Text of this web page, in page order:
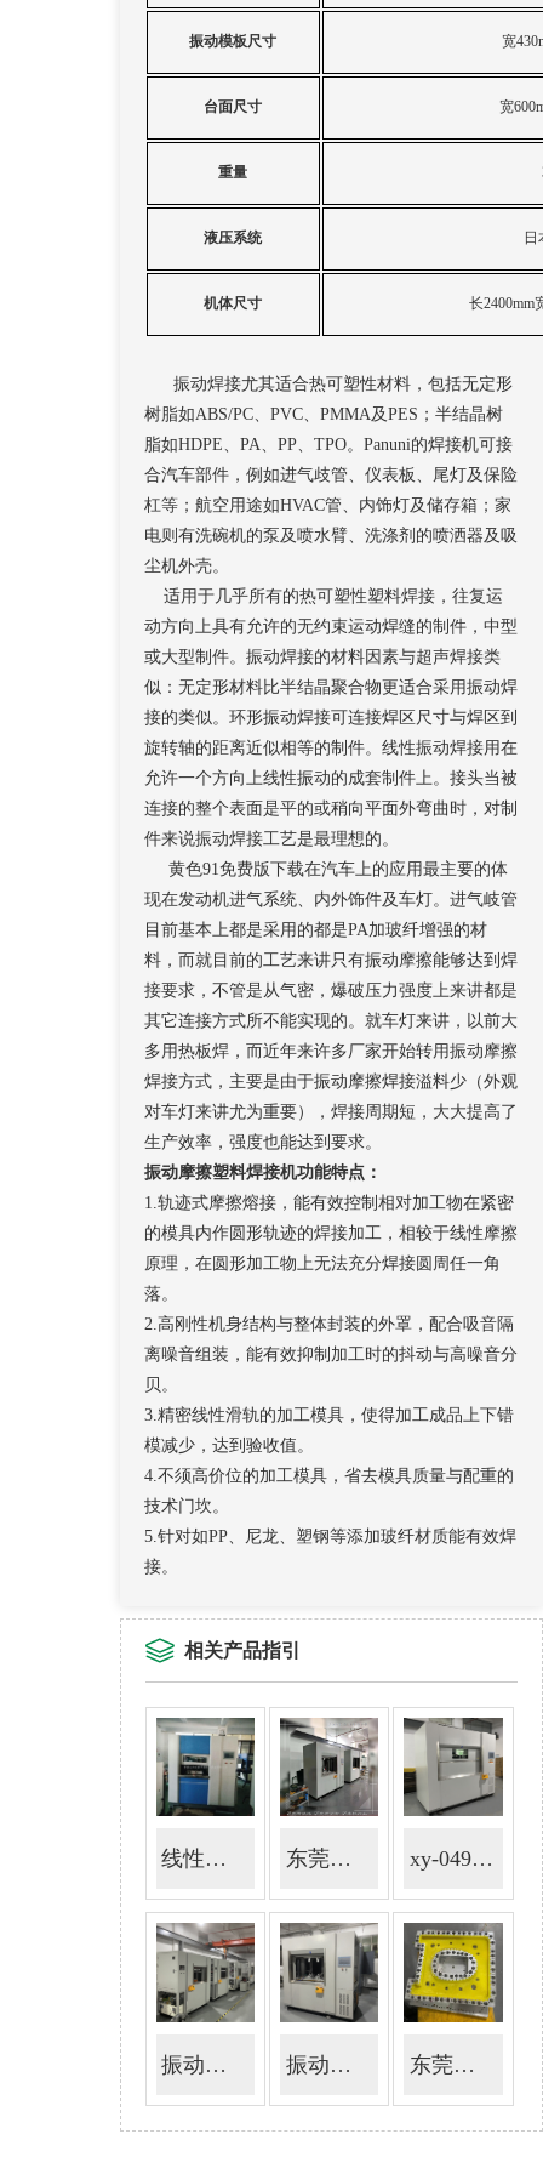
振动模板尺寸 宽
台面尺寸 宽
重量
液压系统 日
机体尺寸 长2400mm
振动焊接尤其适合热可塑性材料，包括无定形
树脂如ABS/PC、PVC、PMMA及PES；半结晶树
脂如HDPE、PA、PP、TPO。Panuni的焊接机可接
合汽车部件，例如进气歧管、仪表板、尾灯及保险
杠等；航空用途如HVAC管、内饰灯及储存箱；家
电则有洗碗机的泵及喷水臂、洗涤剂的喷洒器及吸
尘机外壳。
适用于几乎所有的热可塑性塑料焊接，往复运
动方向上具有允许的无约束运动焊缝的制件，中型
或大型制件。振动焊接的材料因素与超声焊接类
似：无定形材料比半结晶聚合物更适合采用振动焊
接的类似。环形振动焊接可连接焊区尺寸与焊区到
旋转轴的距离近似相等的制件。线性振动焊接用在
允许一个方向上线性振动的成套制件上。接头当被
连接的整个表面是平的或稍向平面外弯曲时，对制
件来说振动焊接工艺是最理想的。
黄色91免费版下载在汽车上的应用最主要的体
现在发动机进气系统、内外饰件及车灯。进气岐管
目前基本上都是采用的都是PA加玻纤增强的材
料，而就目前的工艺来讲只有振动摩擦能够达到焊
接要求，不管是从气密，爆破压力强度上来讲都是
其它连接方式所不能实现的。就车灯来讲，以前大
多用热板焊，而近年来许多厂家开始转用振动摩擦
焊接方式，主要是由于振动摩擦焊接溢料少（外观
对车灯来讲尤为重要），焊接周期短，大大提高了
生产效率，强度也能达到要求。
振动摩擦塑料焊接机功能特点：
1.轨迹式摩擦熔接，能有效控制相对加工物在紧密
的模具内作圆形轨迹的焊接加工，相较于线性摩擦
原理，在圆形加工物上无法充分焊接圆周任一角
落。
2.高刚性机身结构与整体封装的外罩，配合吸音隔
离噪音组装，能有效抑制加工时的抖动与高噪音分
贝。
3.精密线性滑轨的加工模具，使得加工成品上下错
模减少，达到验收值。
4.不须高价位的加工模具，省去模具质量与配重的
技术门坎。
5.针对如PP、尼龙、塑钢等添加玻纤材质能有效焊
接。
相关产品指引
线性黄色91免费版下载 东莞黄色91免费版下载生产厂家加工 xy-0491免费福利视频
振动摩擦塑胶焊接机 振动摩擦焊机振动摩擦塑料焊接机 东莞黄色91免费版下载